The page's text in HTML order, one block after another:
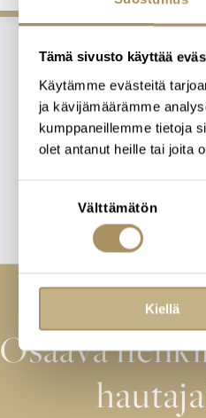
Tämä sivusto käyttää
Käytämme evästeitä
ja kävijämäärämme
kumppaneillemme tietoja
olet antanut heille tai joita
Välttämätön
Kiellä
Osaava